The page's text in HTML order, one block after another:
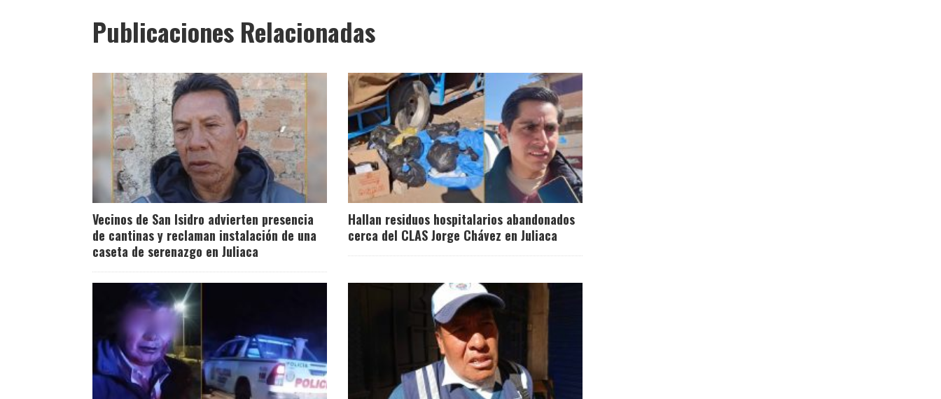
Publicaciones Relacionadas
Vecinos de San Isidro advierten presencia
de cantinas y reclaman instalación de una
caseta de serenazgo en Juliaca
Hallan residuos hospitalarios abandonados
cerca del CLAS Jorge Chávez en Juliaca